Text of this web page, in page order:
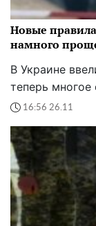
Новые
намного
В Украине
теперь многое
16:56 26.11